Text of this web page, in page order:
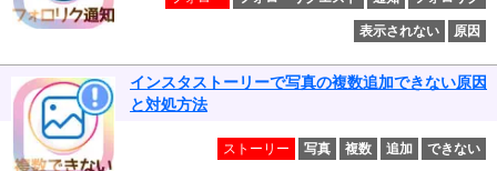
表示されない 原因
インスタストーリーで写真の複数追加できない原因
と対処方法
ストーリー 写真 複数 追加 できない